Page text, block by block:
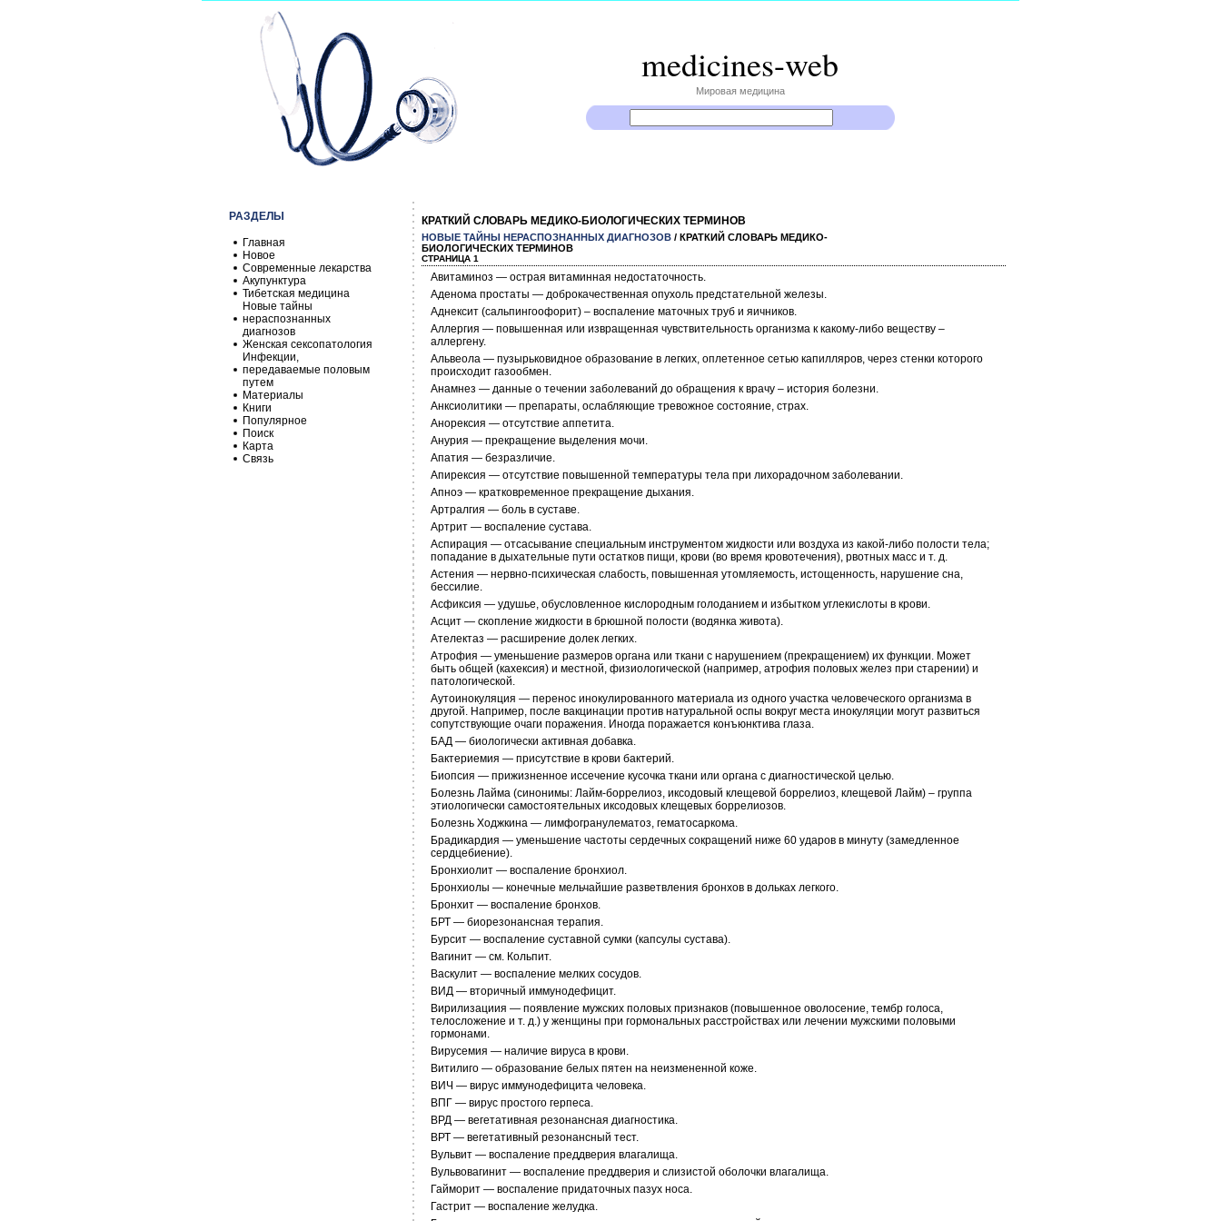
medicines-web
Мировая медицина
РАЗДЕЛЫ
Главная
Новое
Современные лекарства
Акупунктура
Тибетская медицина
Новые тайны
нераспознанных
диагнозов
Женская сексопатология
Инфекции,
передаваемые половым
путем
Материалы
Книги
Популярное
Поиск
Карта
Связь
КРАТКИЙ СЛОВАРЬ МЕДИКО-БИОЛОГИЧЕСКИХ ТЕРМИНОВ
НОВЫЕ ТАЙНЫ НЕРАСПОЗНАННЫХ ДИАГНОЗОВ / КРАТКИЙ СЛОВАРЬ МЕДИКО-
БИОЛОГИЧЕСКИХ ТЕРМИНОВ
СТРАНИЦА 1
Авитаминоз — острая витаминная недостаточность.
Аденома простаты — доброкачественная опухоль предстательной железы.
Аднексит (сальпингоофорит) – воспаление маточных труб и яичников.
Аллергия — повышенная или извращенная чувствительность организма к какому-либо веществу –
аллергену.
Альвеола — пузырьковидное образование в легких, оплетенное сетью капилляров, через стенки которого
происходит газообмен.
Анамнез — данные о течении заболеваний до обращения к врачу – история болезни.
Анксиолитики — препараты, ослабляющие тревожное состояние, страх.
Анорексия — отсутствие аппетита.
Анурия — прекращение выделения мочи.
Апатия — безразличие.
Апирексия — отсутствие повышенной температуры тела при лихорадочном заболевании.
Апноэ — кратковременное прекращение дыхания.
Артралгия — боль в суставе.
Артрит — воспаление сустава.
Аспирация — отсасывание специальным инструментом жидкости или воздуха из какой-либо полости тела;
попадание в дыхательные пути остатков пищи, крови (во время кровотечения), рвотных масс и т. д.
Астения — нервно-психическая слабость, повышенная утомляемость, истощенность, нарушение сна,
бессилие.
Асфиксия — удушье, обусловленное кислородным голоданием и избытком углекислоты в крови.
Асцит — скопление жидкости в брюшной полости (водянка живота).
Ателектаз — расширение долек легких.
Атрофия — уменьшение размеров органа или ткани с нарушением (прекращением) их функции. Может
быть общей (кахексия) и местной, физиологической (например, атрофия половых желез при старении) и
патологической.
Аутоинокуляция — перенос инокулированного материала из одного участка человеческого организма в
другой. Например, после вакцинации против натуральной оспы вокруг места инокуляции могут развиться
сопутствующие очаги поражения. Иногда поражается конъюнктива глаза.
БАД — биологически активная добавка.
Бактериемия — присутствие в крови бактерий.
Биопсия — прижизненное иссечение кусочка ткани или органа с диагностической целью.
Болезнь Лайма (синонимы: Лайм-боррелиоз, иксодовый клещевой боррелиоз, клещевой Лайм) – группа
этиологически самостоятельных иксодовых клещевых боррелиозов.
Болезнь Ходжкина — лимфогранулематоз, гематосаркома.
Брадикардия — уменьшение частоты сердечных сокращений ниже 60 ударов в минуту (замедленное
сердцебиение).
Бронхиолит — воспаление бронхиол.
Бронхиолы — конечные мельчайшие разветвления бронхов в дольках легкого.
Бронхит — воспаление бронхов.
БРТ — биорезонансная терапия.
Бурсит — воспаление суставной сумки (капсулы сустава).
Вагинит — см. Кольпит.
Васкулит — воспаление мелких сосудов.
ВИД — вторичный иммунодефицит.
Вирилизациия — появление мужских половых признаков (повышенное оволосение, тембр голоса,
телосложение и т. д.) у женщины при гормональных расстройствах или лечении мужскими половыми
гормонами.
Вирусемия — наличие вируса в крови.
Витилиго — образование белых пятен на неизмененной коже.
ВИЧ — вирус иммунодефицита человека.
ВПГ — вирус простого герпеса.
ВРД — вегетативная резонансная диагностика.
ВРТ — вегетативный резонансный тест.
Вульвит — воспаление преддверия влагалища.
Вульвовагинит — воспаление преддверия и слизистой оболочки влагалища.
Гайморит — воспаление придаточных пазух носа.
Гастрит — воспаление желудка.